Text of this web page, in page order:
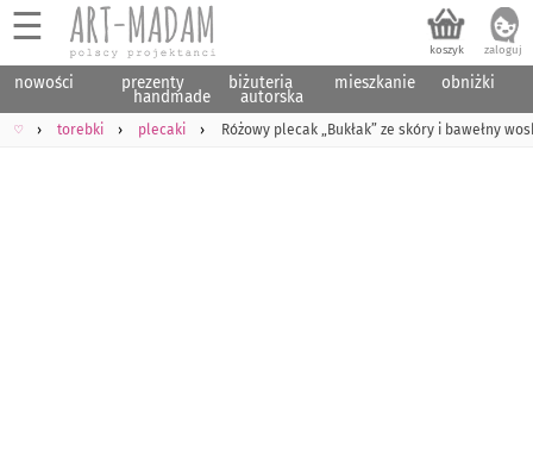
☰
nowości prezenty
handmade
biżuteria
autorska
mieszkanie obniżki
♡ torebki plecaki Różowy plecak „Bukłak” ze skóry i bawełny